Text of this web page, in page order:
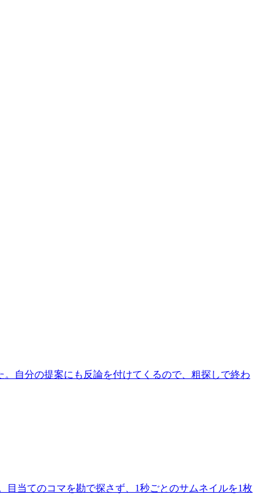
自分の提案にも反論を付けてくるので、粗探しで終わ
目当てのコマを勘で探さず、1秒ごとのサムネイルを1枚